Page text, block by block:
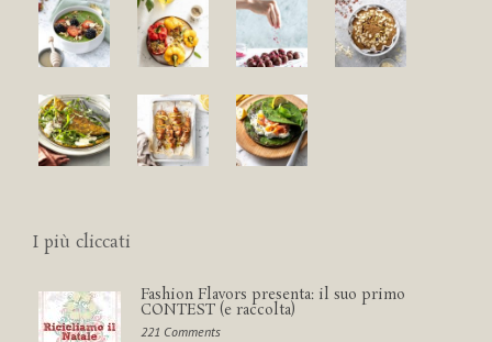
I più cliccati
Fashion Flavors presenta: il suo primo
CONTEST (e raccolta)
221 Comments